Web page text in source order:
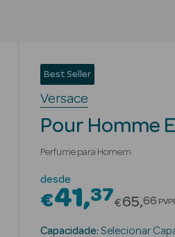
Best Seller
Versace
Pour Homme
Perfume para Homem
desde
€41 37Price
€65 66
Capacidade: Selecionar